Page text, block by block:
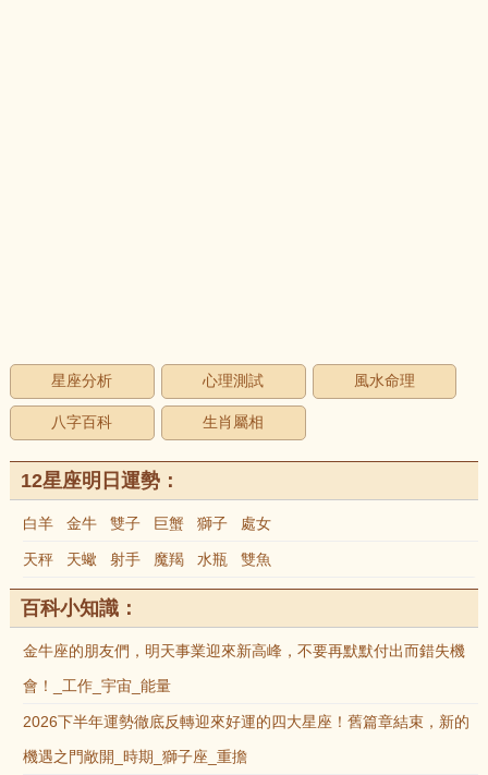
星座分析 心理測試 風水命理
八字百科 生肖屬相
12星座明日運勢：
白羊 金牛 雙子 巨蟹 獅子 處女
天秤 天蠍 射手 魔羯 水瓶 雙魚
百科小知識：
金牛座的朋友們，明天事業迎來新高峰，不要再默默付出而錯失機
會！_工作_宇宙_能量
2026下半年運勢徹底反轉迎來好運的四大星座！舊篇章結束，新的
機遇之門敞開_時期_獅子座_重擔